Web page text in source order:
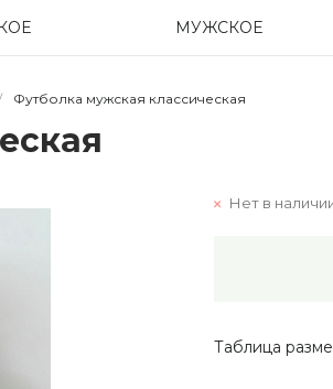
МУЖСКОЕ
Футболка мужская классическая
Нет в
Таблица